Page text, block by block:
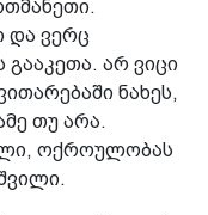
და ვერც
გააკეთა. არ ვიცი
ნახეს,
თუ არა.
ოქროულობას